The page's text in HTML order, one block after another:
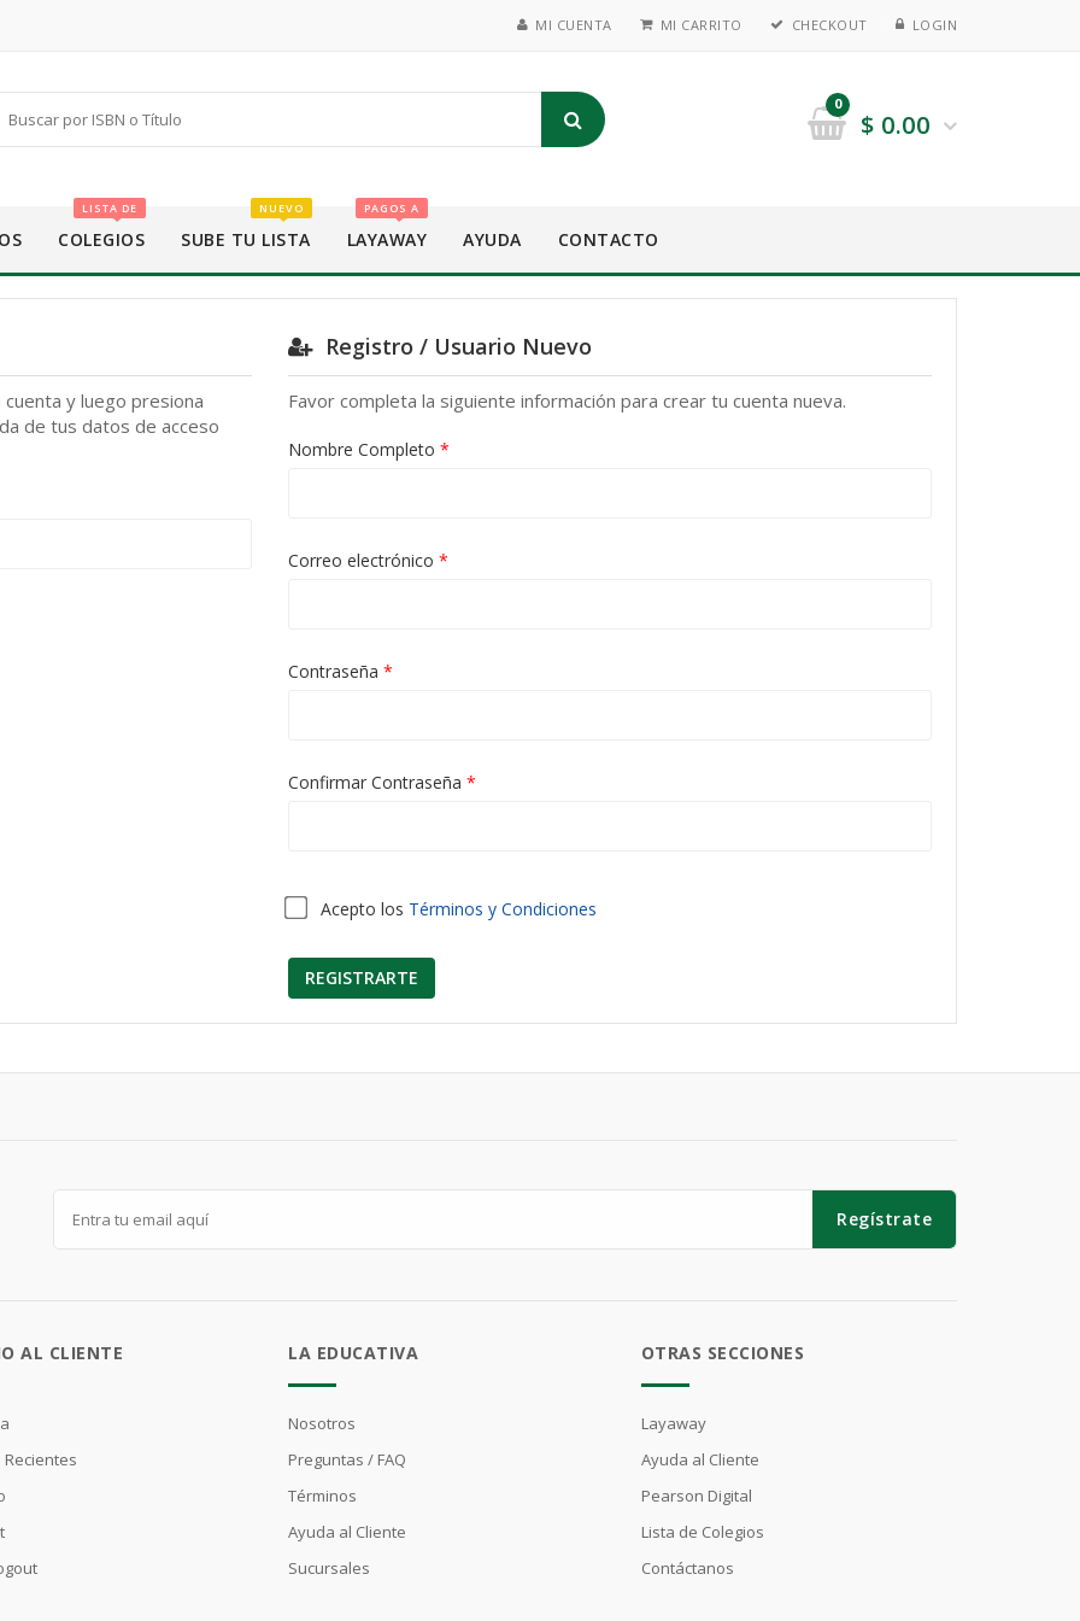
MI CUENTA MI CARRITO CHECKOUT LOGIN
0
$ 0.00
COLEGIOS
LISTA DE
SUBE TU LISTA
NUEVO
LAYAWAY
PAGOS A
AYUDA CONTACTO
y luego presiona
de tus datos de acceso
Registro / Usuario Nuevo
Favor completa la siguiente información para crear tu cuenta nueva.
Nombre Completo *
Correo electrónico *
Contraseña *
Confirmar Contraseña *
Acepto los Términos y Condiciones
REGISTRARTE
Regístrate
AL CLIENTE LA EDUCATIVA
Nosotros
Preguntas / FAQ
Términos
Ayuda al Cliente
Sucursales
OTRAS SECCIONES
Layaway
Ayuda al Cliente
Pearson Digital
Lista de Colegios
Contáctanos